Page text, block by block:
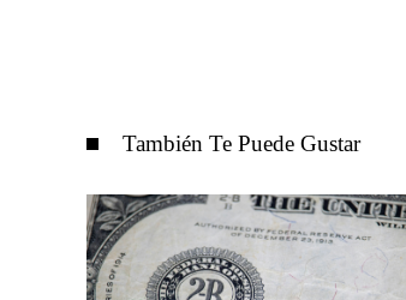
También Te Puede Gustar